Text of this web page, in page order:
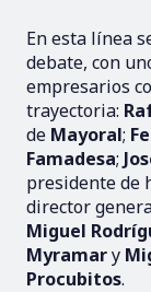
En esta línea
debate, con
empresarios
trayectoria:
de Mayoral;
Famadesa;
presidente de
director
Miguel
Myramary
Procubitos.